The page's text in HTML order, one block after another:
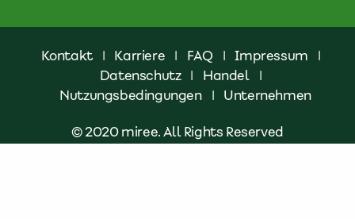
Kontakt | Karriere | FAQ | Impressum
|
Datenschutz | Handel
|
Nutzungsbedingungen
| Unternehmen
© 2020 miree. All Rights Reserved